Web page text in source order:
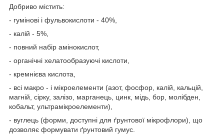
Добриво містить:
- гумінові і фульвокислоти - 40%,
- калій - 5%,
- повний набір амінокислот,
- органічні хелатообразуючі кислоти,
- кремнієва кислота,
- всі макро - і мікроелементи (азот, фосфор, калій, кальцій,
магній, сірку, залізо, марганець, цинк, мідь, бор, молібден,
кобальт, ультрамікроелементи),
- вуглець (форми, доступні для ґрунтової мікрофлори), що
дозволяє формувати ґрунтовий гумус.